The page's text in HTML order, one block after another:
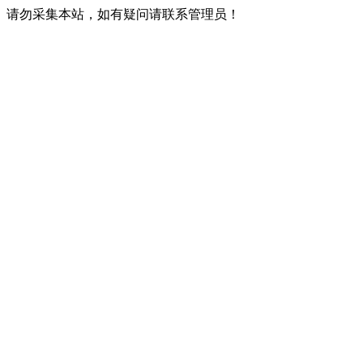
请勿采集本站，如有疑问请联系管理员！